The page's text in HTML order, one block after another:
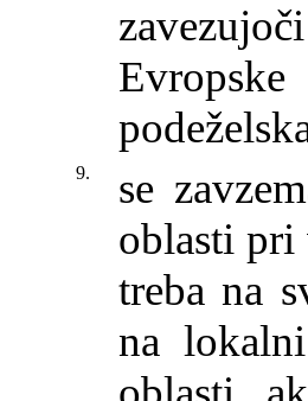
9.
se
oblasti pri
treba na
na